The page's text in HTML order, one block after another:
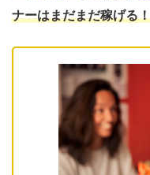
ナーはまだまだ稼げる